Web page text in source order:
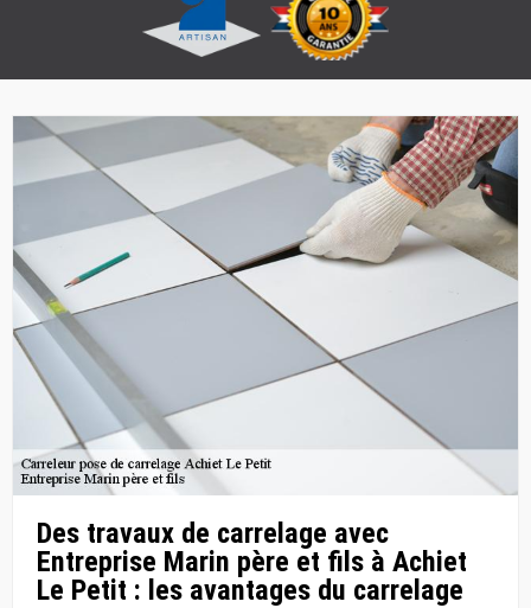
Des travaux de carrelage avec
Entreprise Marin père et fils à Achiet
Le Petit : les avantages du carrelage